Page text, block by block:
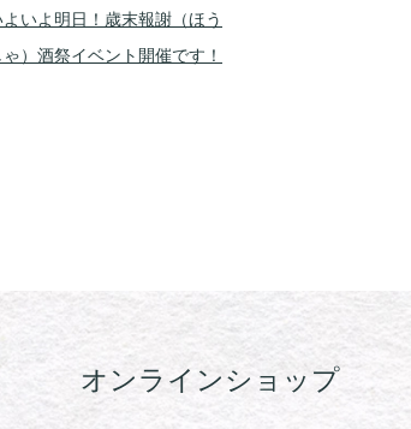
よいよ明日！歳末報謝（ほう
ゃ）酒祭イベント開催です！
オンラインショップ